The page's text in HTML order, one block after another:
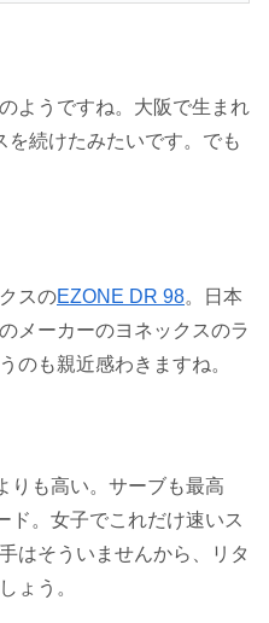
ようですね。大阪で生まれ
を続けたみたいです。でも
スのEZONE DR 98。日本
メーカーのヨネックスのラ
のも親近感わきますね。
りも高い。サーブも最高
ド。女子でこれだけ速いス
はそういませんから、リタ
ょう。